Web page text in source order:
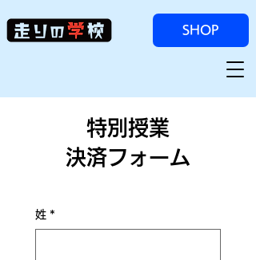
SHOP
特別授業
決済フォーム
姓 *